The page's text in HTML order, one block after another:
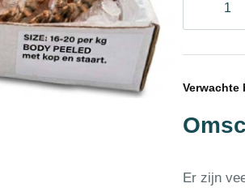
black
bodypeel
20
aantal
Verwachte
Er zijn